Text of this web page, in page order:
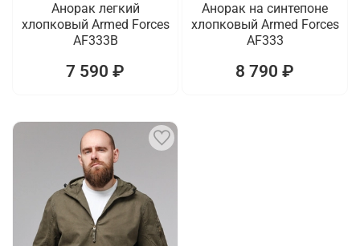
Анорак легкий
хлопковый Armed Forces
AF333B
7 590 ₽
Анорак на синтепоне
хлопковый Armed Forces
AF333
8 790 ₽